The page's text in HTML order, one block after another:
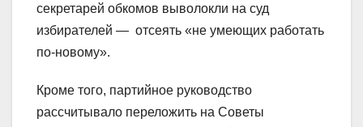
секретарей обкомов выволокли на суд
избирателей — отсеять «не умеющих работать
по-новому».
Кроме того, партийное руководство
рассчитывало переложить на Советы